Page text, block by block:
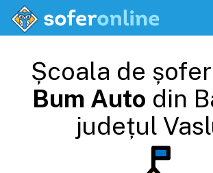
Școala de
Bum Auto din
județul